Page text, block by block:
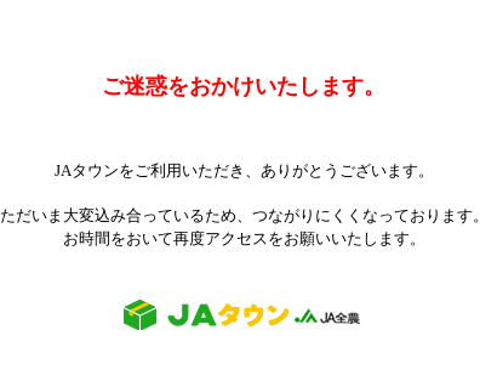
ご迷惑をおかけいたします。
JAタウンをご利用いただき、ありがとうございます。
ただいま大変込み合っているため、つながりにくくなっております。
お時間をおいて再度アクセスをお願いいたします。